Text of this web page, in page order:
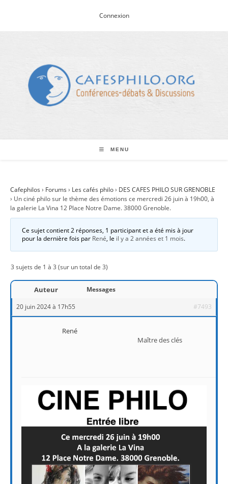
Connexion
MENU
Cafephilos › Forums › Les cafés philo› DES CAFES PHILO SUR GRENOBLE
› Un ciné philo sur le thème des émotions ce mercredi 26 juin à 19h00, à
la galerie La Vina 12 Place Notre Dame. 38000 Grenoble.
Ce sujet contient 2 réponses, 1 participant et a été mis à jour
pour la dernière fois par René, le il y a 2 années et 1 mois.
3 sujets de 1 à 3 (sur un total de 3)
Auteur
Messages
20 juin 2024 à 17h55
#7493
René
Maître des clés